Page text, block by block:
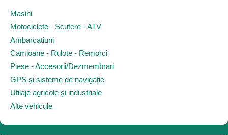
Masini
Motociclete - Scutere - ATV
Ambarcatiuni
Camioane - Rulote - Remorci
Piese - Accesorii/Dezmembrari
GPS și sisteme de navigație
Utilaje agricole și industriale
Alte vehicule